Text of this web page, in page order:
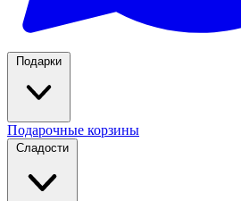
Подарки
Подарочные корзины
Сладости